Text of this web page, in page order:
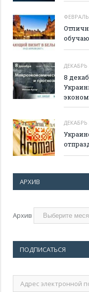
ФЕВРАЛЬ
ДЕКАБРЬ
8
ДЕКАБРЬ
АРХИВ
Архив
ПОДПИСАТЬСЯ
Адрес
электронной